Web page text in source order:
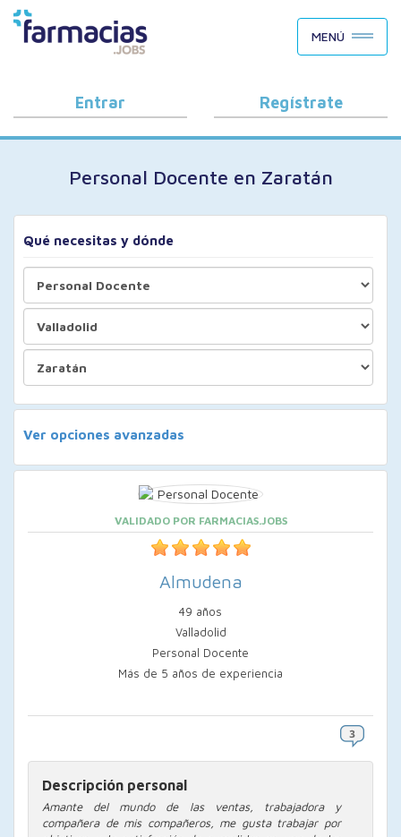
BUSCAR CANDIDATOS
OFERTAS DE EMPLEO
COMO FUNCIONA
PORQUÉ FARMACIAS.JOBS
MENÚ
Entrar Regístrate
Personal Docente en Zaratán
Qué necesitas y dónde
Ver opciones avanzadas
VALIDADO POR FARMACIAS.JOBS
Almudena
49 años
Valladolid
Personal Docente
Más de 5 años de experiencia
Descripción personal
Amante del mundo de las ventas, trabajadora y
compañera de mis compañeros, me gusta trabajar por